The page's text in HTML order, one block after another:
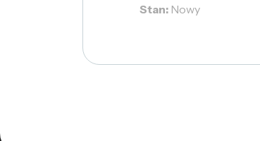
Stan: Nowy